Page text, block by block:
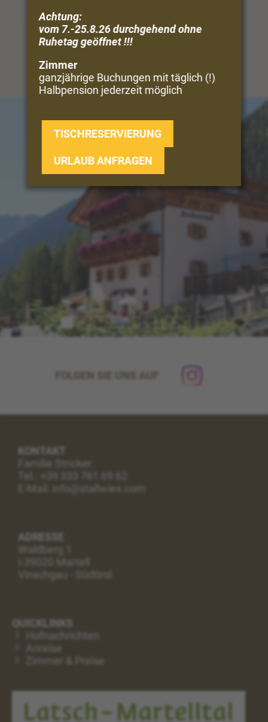
UNSERE VIELFALT
FOLGEN SIE UNS AUF
KONTAKT
Familie Stricker
Tel.:
+39 333 761 69 62
E-Mail: info@stallwies.com
ADRESSE
Waldberg 1
I-39020 Martell
Vinschgau - Südtirol
QUICKLINKS
Hofnachrichten
Anreise
Zimmer & Preise
Achtung:
vom 7.-25.8.26 durchgehend ohne
Ruhetag geöffnet !!!
Zimmer
ganzjährige Buchungen mit täglich (!)
Halbpension jederzeit möglich
TISCHRESERVIERUNG
URLAUB ANFRAGEN